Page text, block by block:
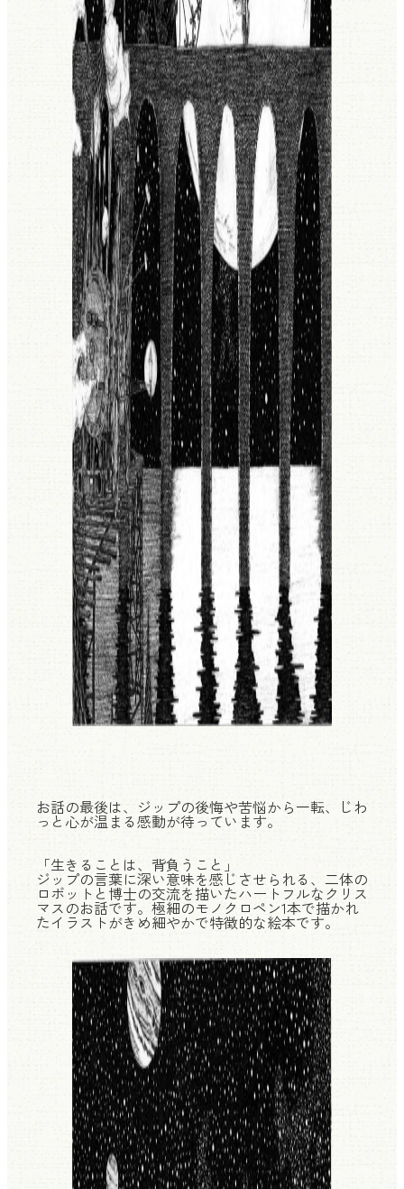
お話の最後は、ジップの後悔や苦悩から一転、じわ
っと心が温まる感動が待っています。
「生きることは、背負うこと」
ジップの言葉に深い意味を感じさせられる、二体の
ロボットと博士の交流を描いたハートフルなクリス
マスのお話です。極細のモノクロペン1本で描かれ
たイラストがきめ細やかで特徴的な絵本です。